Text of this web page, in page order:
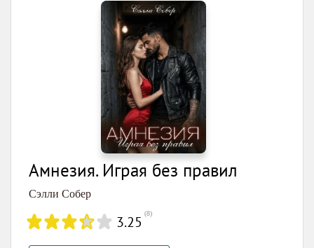
Амнезия. Играя без правил
Сэлли Собер
3.25 (8)